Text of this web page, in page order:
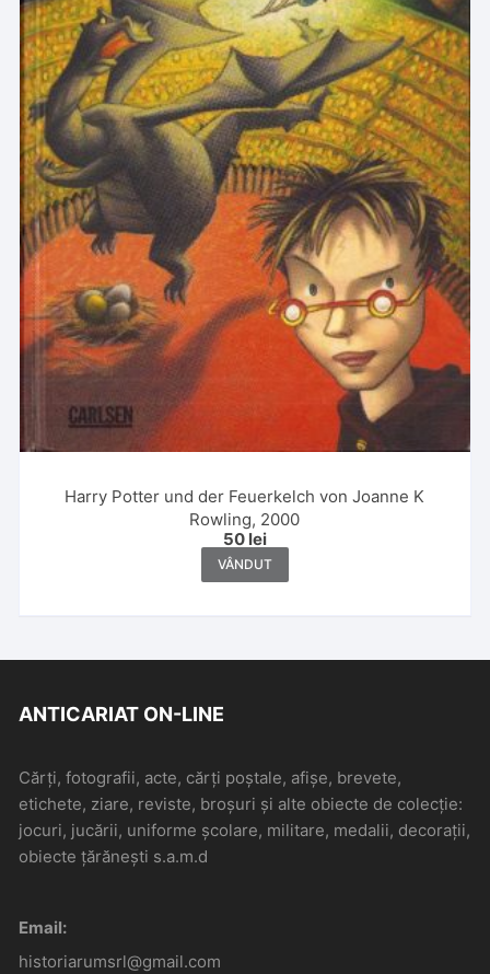
Harry Potter und der Feuerkelch von Joanne K
Rowling, 2000
50 lei
VÂNDUT
ANTICARIAT ON-LINE
Cărți, fotografii, acte, cărți poștale, afișe, brevete,
etichete, ziare, reviste, broșuri și alte obiecte de colecție:
jocuri, jucării, uniforme școlare, militare, medalii, decorații,
obiecte țărănești s.a.m.d
Email:
historiarumsrl@gmail.com